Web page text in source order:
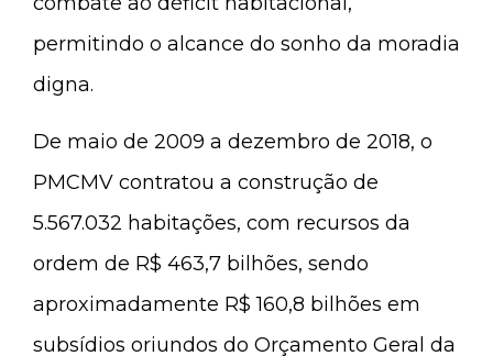
permitindo o alcance do sonho da moradia
digna.
De maio de 2009 a dezembro de 2018, o
PMCMV contratou a construção de
5.567.032 habitações, com recursos da
ordem de R$ 463,7 bilhões, sendo
aproximadamente R$ 160,8 bilhões em
subsídios oriundos do Orçamento Geral da